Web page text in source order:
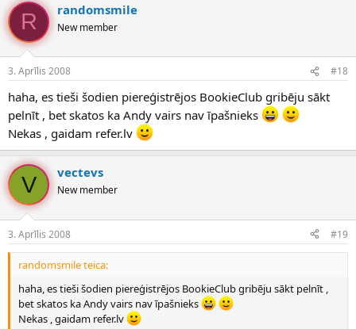
R randomsmile
New member
3. Aprīlis 2008 #18
haha, es tieši šodien piereģistrējos BookieClub gribēju sākt
pelnīt , bet skatos ka Andy vairs nav īpašnieks
Nekas , gaidam refer.lv
V vectevs
New member
3. Aprīlis 2008 #19
randomsmile teica:
haha, es tieši šodien piereģistrējos BookieClub gribēju sākt pelnīt ,
bet skatos ka Andy vairs nav īpašnieks
Nekas , gaidam refer.lv